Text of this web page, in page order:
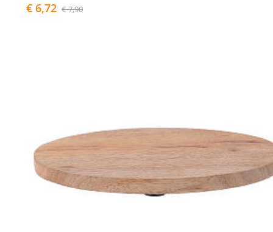
€ 6,72 € 7,90